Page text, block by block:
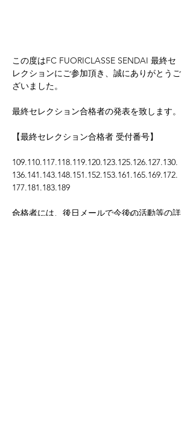
Previous Next
この度はFC FUORICLASSE SENDAI 最終セ
レクションにご参加頂き、誠にありがとうご
ざいました。
最終セレクション合格者の発表を致します。
【最終セレクション合格者 受付番号】
109.110.117.118.119.120.123.125.126.127.130.
136.141.143.148.151.152.153.161.165.169.172.
177.181.183.189
合格者には、後日メールで今後の活動等の詳